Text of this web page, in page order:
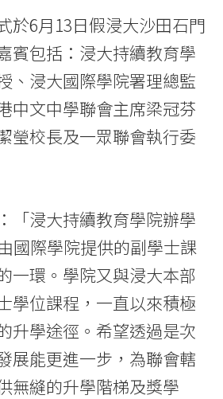
於6月13日假浸大沙田石門
賓包括：浸大持續教育學
、浸大國際學院署理總監
中文中學聯會主席梁冠芬
瑩校長及一眾聯會執行委
「浸大持續教育學院辦學
國際學院提供的副學士課
一環。學院又與浸大本部
學位課程，一直以來積極
升學途徑。希望透過是次
展能更進一步，為聯會轄
無縫的升學階梯及獎學